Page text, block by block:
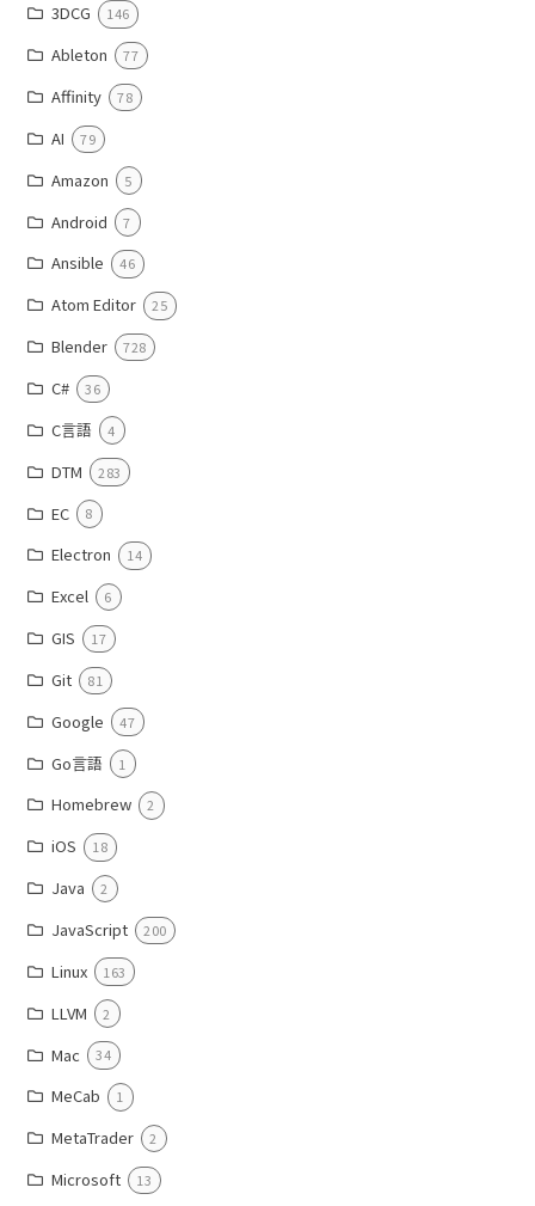
3DCG 146
Ableton 77
Affinity 78
AI 79
Amazon 5
Android 7
Ansible 46
Atom Editor 25
Blender 728
C# 36
C言語 4
DTM 283
EC 8
Electron 14
Excel 6
GIS 17
Git 81
Google 47
Go言語 1
Homebrew 2
iOS 18
Java 2
JavaScript 200
Linux 163
LLVM 2
Mac 34
MeCab 1
MetaTrader 2
Microsoft 13